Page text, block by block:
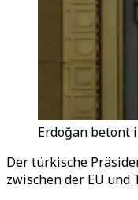
Erdoğan betont
Der türkische
zwischen der EU